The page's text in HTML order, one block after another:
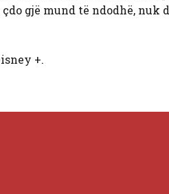
gjë mund të ndodhë, nuk
+.